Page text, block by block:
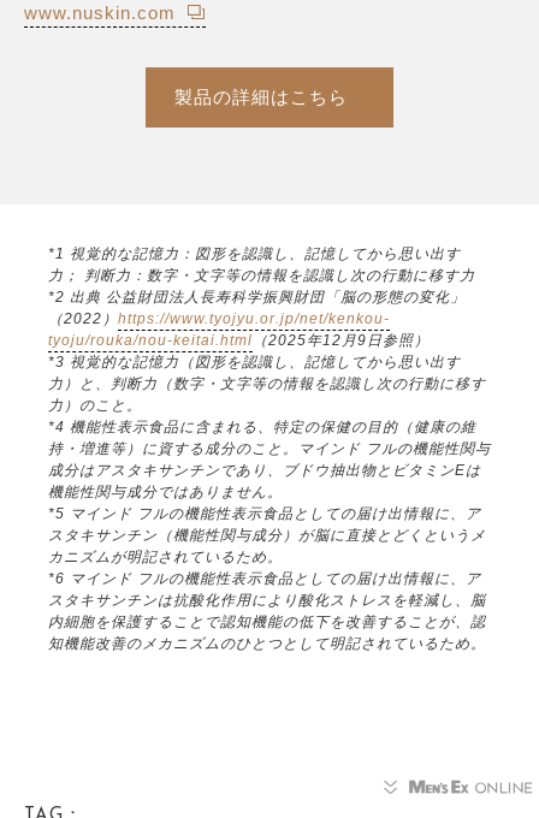
www.nuskin.com
製品の詳細はこちら
*1 視覚的な記憶力：図形を認識し、記憶してから思い出す
力； 判断力：数字・文字等の情報を認識し次の行動に移す力
*2 出典 公益財団法人長寿科学振興財団「脳の形態の変化」
（2022） https://www.tyojyu.or.jp/net/kenkou-
tyoju/rouka/nou-keitai.html （2025年12月9日参照）
*3 視覚的な記憶力（図形を認識し、記憶してから思い出す
力）と、判断力（数字・文字等の情報を認識し次の行動に移す
力）のこと。
*4 機能性表示食品に含まれる、特定の保健の目的（健康の維
持・増進等）に資する成分のこと。マインド フルの機能性関与
成分はアスタキサンチンであり、ブドウ抽出物とビタミンEは
機能性関与成分ではありません。
*5 マインド フルの機能性表示食品としての届け出情報に、ア
スタキサンチン（機能性関与成分）が脳に直接とどくというメ
カニズムが明記されているため。
*6 マインド フルの機能性表示食品としての届け出情報に、ア
スタキサンチンは抗酸化作用により酸化ストレスを軽減し、脳
内細胞を保護することで認知機能の低下を改善することが、認
知機能改善のメカニズムのひとつとして明記されているため。